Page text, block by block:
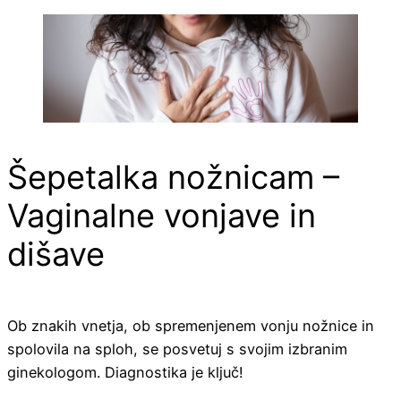
Šepetalka nožnicam –
Vaginalne vonjave in
dišave
Ob znakih vnetja, ob spremenjenem vonju nožnice in
spolovila na sploh, se posvetuj s svojim izbranim
ginekologom. Diagnostika je ključ!